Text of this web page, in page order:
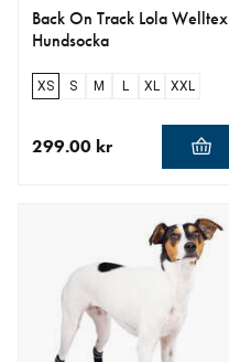
Back On Track Lola Welltex
Hundsocka
XS S M L XL XXL
299.00 kr